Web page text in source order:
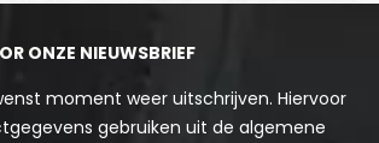
ONZE NIEUWSBRIEF
moment weer uitschrijven. Hiervoor
gebruiken uit de algemene